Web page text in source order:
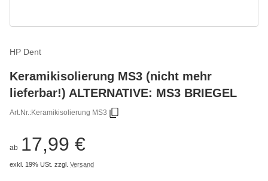
HP Dent
Keramikisolierung MS3 (nicht mehr
lieferbar!) ALTERNATIVE: MS3 BRIEGEL
Art.Nr.:Keramikisolierung MS3
ab 17,99 €
exkl. 19% USt. zzgl. Versand